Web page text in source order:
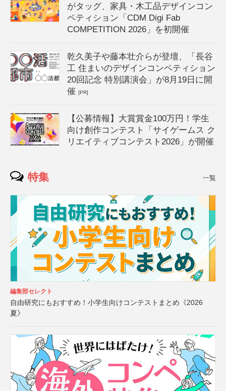
がタッグ、家具・木工品デザインコン
ペティション「CDM Digi Fab
COMPETITION 2026」を初開催
乾久美子や藤本壮介らが登壇、「長谷
工 住まいのデザインコンペティション
20回記念 特別講演会」が8月19日に開
催[PR]
【公募情報】大賞賞金100万円！学生
向け創作コンテスト「サイゲームス ク
リエイティブコンテスト2026」が開催
特集 一覧
編集部セレクト
自由研究にもおすすめ！小学生向けコンテストまとめ《2026
夏》